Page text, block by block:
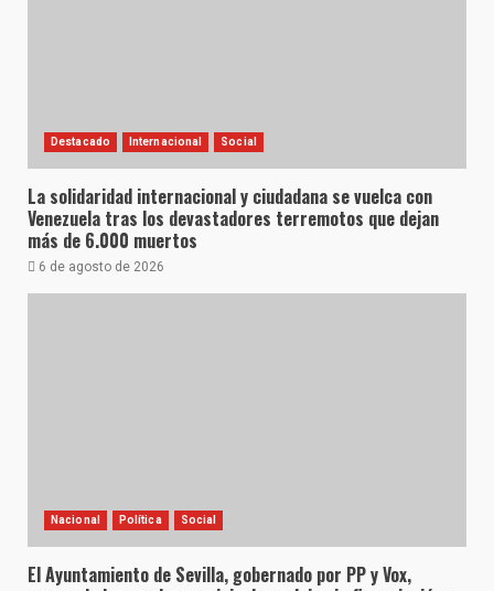
Destacado Internacional Social
La solidaridad internacional y ciudadana se vuelca con
Venezuela tras los devastadores terremotos que dejan
más de 6.000 muertos
6 de agosto de 2026
Nacional Política Social
El Ayuntamiento de Sevilla, gobernado por PP y Vox,